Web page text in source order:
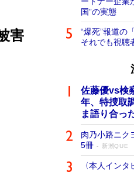
害
国”の実態
“爆死”報道の
それでも視聴
佐藤優vs検
年、特捜取
ま語り合っ
肉乃小路ニク
5冊
新潮QUE
〈本人イン